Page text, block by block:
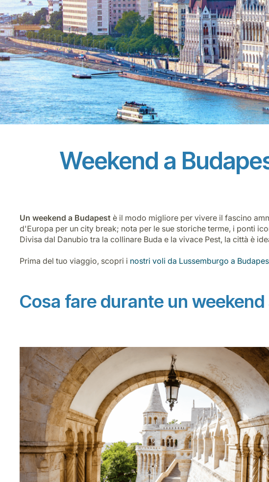
Weekend a
Un weekend a Budapest è il modo migliore per vivere il fascino
d'Europa per un city break; nota per le sue storiche terme, i ponti
Divisa dal Danubio tra la collinare Buda e la vivace Pest, la città è
Prima del tuo viaggio, scopri i nostri voli da Lussemburgo a
Cosa fare durante un weekend